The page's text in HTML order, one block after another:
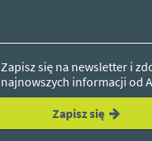
Zapisz się na newsletter i
najnowszych informacji od
Zapisz się